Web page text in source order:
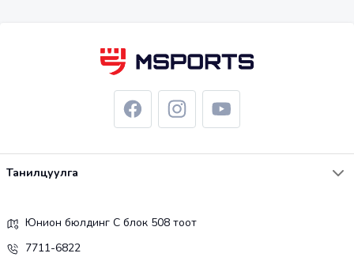
Танилцуулга
Юнион бюлдинг С блок 508 тоот
7711-6822